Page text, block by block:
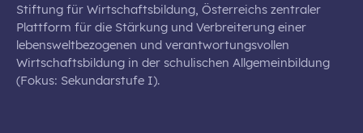
Stiftung für Wirtschaftsbildung, Österreichs zentraler
Plattform für die Stärkung und Verbreiterung einer
lebensweltbezogenen und verantwortungsvollen
Wirtschaftsbildung in der schulischen Allgemeinbildung
(Fokus: Sekundarstufe I).